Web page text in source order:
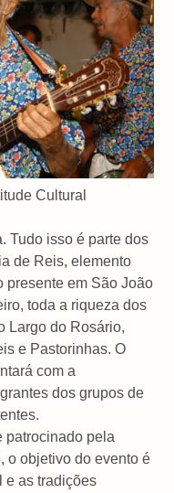
Cultural
Tudo isso é parte dos
de Reis, elemento
presente em São João
toda a riqueza dos
Largo do Rosário,
e Pastorinhas. O
com a
dos grupos de
patrocinado pela
o objetivo do evento é
e as tradições